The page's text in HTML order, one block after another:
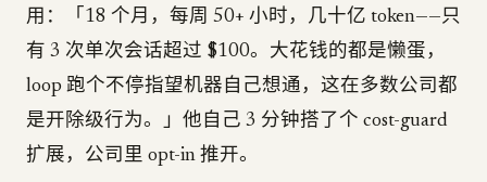
用：「18 个月，每周 50+ 小时，几十亿 token——只
有 3 次单次会话超过 $100。大花钱的都是懒蛋，
loop 跑个不停指望机器自己想通，这在多数公司都
是开除级行为。」他自己 3 分钟搭了个 cost-guard
扩展，公司里 opt-in 推开。